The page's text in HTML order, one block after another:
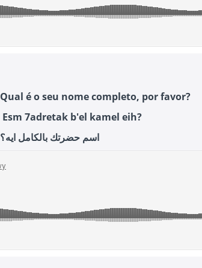
Qual é o seu nome completo, por favor?
Esm 7adretak b'el kamel eih?
اسم حضرتك بالكامل ايه؟